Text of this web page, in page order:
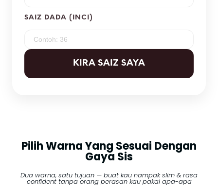
SAIZ DADA (INCI)
KIRA SAIZ SAYA
Pilih Warna Yang Sesuai Dengan
Gaya Sis
Dua warna, satu tujuan — buat kau nampak slim & rasa
confident tanpa orang perasan kau pakai apa-apa